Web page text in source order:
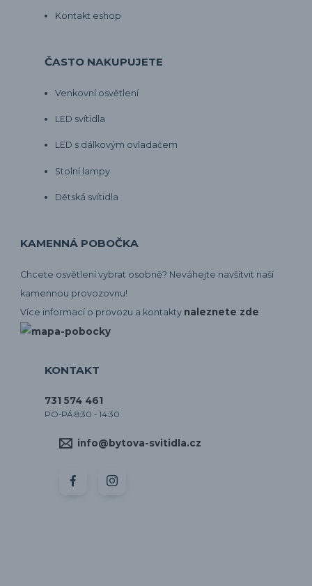
Kontakt eshop
ČASTO NAKUPUJETE
Venkovní osvětlení
LED svítidla
LED s dálkovým ovladačem
Stolní lampy
Dětská svítidla
KAMENNÁ POBOČKA
Chcete osvětlení vybrat osobně? Neváhejte navšítvit naší
kamennou provozovnu!
Více informací o provozu a kontakty naleznete zde
KONTAKT
731 574 461
PO-PÁ 8:30 - 14:30
info@bytova-svitidla.cz